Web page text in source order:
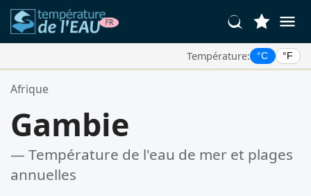
Température: °C °F
Vos Lieux Favoris:
Afrique
Gambie
— Température de l'eau de mer et plages
annuelles